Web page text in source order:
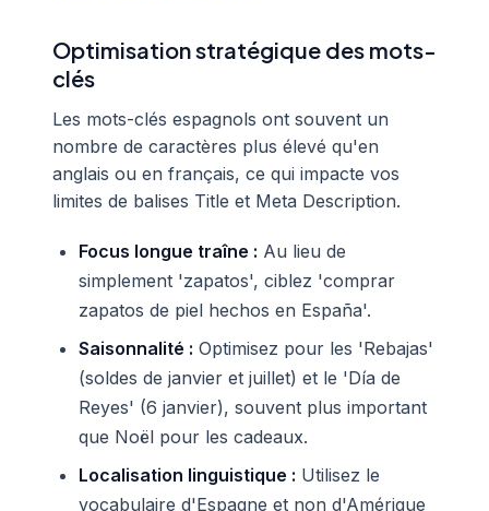
Optimisation stratégique des mots-
clés
Les mots-clés espagnols ont souvent un
nombre de caractères plus élevé qu'en
anglais ou en français, ce qui impacte vos
limites de balises Title et Meta Description.
Focus longue traîne : Au lieu de
simplement 'zapatos', ciblez 'comprar
zapatos de piel hechos en España'.
Saisonnalité : Optimisez pour les 'Rebajas'
(soldes de janvier et juillet) et le 'Día de
Reyes' (6 janvier), souvent plus important
que Noël pour les cadeaux.
Localisation linguistique : Utilisez le
vocabulaire d'Espagne et non d'Amérique